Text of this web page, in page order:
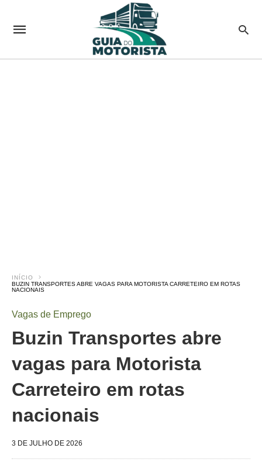
INÍCIO
BUZIN TRANSPORTES ABRE VAGAS PARA MOTORISTA CARRETEIRO EM ROTAS
NACIONAIS
Vagas de Emprego
Buzin Transportes abre
vagas para Motorista
Carreteiro em rotas
nacionais
3 DE JULHO DE 2026